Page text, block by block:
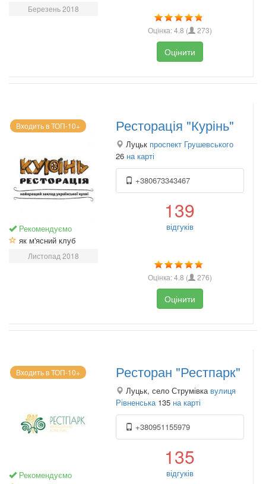
Березень 2018
Оцінка:4.8 ( 273)
Оцінити
Входить в ТОП-10+
Рекомендуємо
як м'ясний клуб
Листопад 2018
Ресторація "Курінь"
Луцьк проспект Грушевського
26 на карті
+380673343467
139
відгуків
Оцінка:4.8 ( 276)
Оцінити
Входить в ТОП-10+
Рекомендуємо
Ресторан "Рестпарк"
Луцьк, село Струмівка вулиця
Рівненська135 на карті
+380951155979
135
відгуків